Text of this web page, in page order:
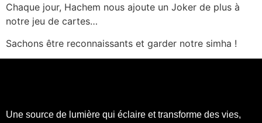
Chaque jour, Hachem nous ajoute un Joker de plus à
notre jeu de cartes…
Sachons être reconnaissants et garder notre simha !
Une source de lumière qui éclaire et transforme des vies,